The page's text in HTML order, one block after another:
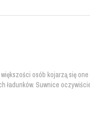
osób kojarzą się
ładunków. Suwnice